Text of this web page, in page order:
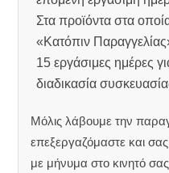
Στα προϊόντα στα
«Κατόπιν
15 εργάσιμες ημέρες
διαδικασία
Μόλις λάβουμε την
επεξεργαζόμαστε και
με μήνυμα στο κινητό